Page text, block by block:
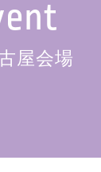
屋会場